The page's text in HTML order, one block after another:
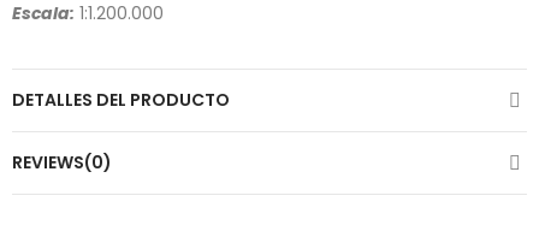
Escala: 1:1.200.000
DETALLES DEL PRODUCTO
REVIEWS(0)